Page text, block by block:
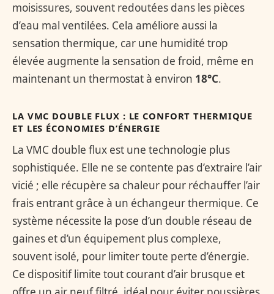
moisissures, souvent redoutées dans les pièces
d’eau mal ventilées. Cela améliore aussi la
sensation thermique, car une humidité trop
élevée augmente la sensation de froid, même en
maintenant un thermostat à environ 18°C.
LA VMC DOUBLE FLUX : LE CONFORT THERMIQUE
ET LES ÉCONOMIES D’ÉNERGIE
La VMC double flux est une technologie plus
sophistiquée. Elle ne se contente pas d’extraire l’air
vicié ; elle récupère sa chaleur pour réchauffer l’air
frais entrant grâce à un échangeur thermique. Ce
système nécessite la pose d’un double réseau de
gaines et d’un équipement plus complexe,
souvent isolé, pour limiter toute perte d’énergie.
Ce dispositif limite tout courant d’air brusque et